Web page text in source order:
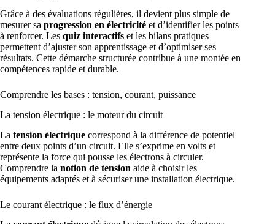
Grâce à des évaluations régulières, il devient plus simple de
mesurer sa progression en électricité et d’identifier les points
à renforcer. Les quiz interactifs et les bilans pratiques
permettent d’ajuster son apprentissage et d’optimiser ses
résultats. Cette démarche structurée contribue à une montée en
compétences rapide et durable.
Comprendre les bases : tension, courant, puissance
La tension électrique : le moteur du circuit
La tension électrique correspond à la différence de potentiel
entre deux points d’un circuit. Elle s’exprime en volts et
représente la force qui pousse les électrons à circuler.
Comprendre la notion de tension aide à choisir les
équipements adaptés et à sécuriser une installation électrique.
Le courant électrique : le flux d’énergie